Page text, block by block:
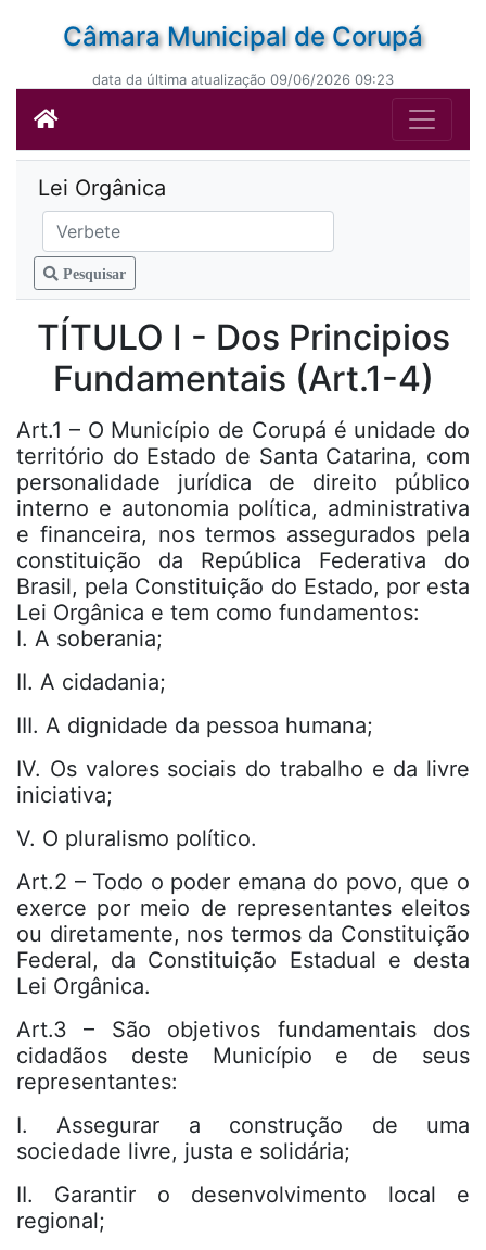
Câmara Municipal de Corupá
data da última atualização 09/06/2026 09:23
Lei Orgânica
Pesquisar
TÍTULO I - Dos Principios
Fundamentais (Art.1-4)
Art.1 – O Município de Corupá é unidade do
território do Estado de Santa Catarina, com
personalidade jurídica de direito público
interno e autonomia política, administrativa
e financeira, nos termos assegurados pela
constituição da República Federativa do
Brasil, pela Constituição do Estado, por esta
Lei Orgânica e tem como fundamentos:
I. A soberania;
II. A cidadania;
III. A dignidade da pessoa humana;
IV. Os valores sociais do trabalho e da livre
iniciativa;
V. O pluralismo político.
Art.2 – Todo o poder emana do povo, que o
exerce por meio de representantes eleitos
ou diretamente, nos termos da Constituição
Federal, da Constituição Estadual e desta
Lei Orgânica.
Art.3 – São objetivos fundamentais dos
cidadãos deste Município e de seus
representantes:
I. Assegurar a construção de uma
sociedade livre, justa e solidária;
II. Garantir o desenvolvimento local e
regional;